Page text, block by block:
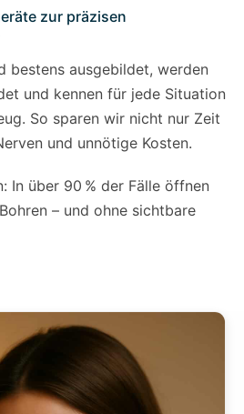
zur präzisen
bestens ausgebildet, werden
und kennen für jede Situation
So sparen wir nicht nur Zeit
und unnötige Kosten.
In über 90 % der Fälle öffnen
– und ohne sichtbare